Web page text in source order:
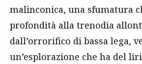
malinconica, una sfumatura
profondità alla trenodia
dall’orrorifico di bassa lega,
un’esplorazione che ha del